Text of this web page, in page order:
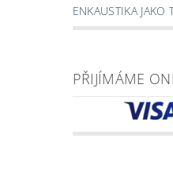
ENKAUSTIKA JAKO
PŘIJÍMÁME